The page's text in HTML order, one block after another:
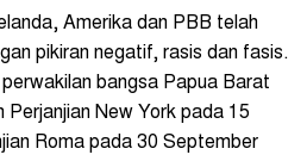
Amerika dan PBB telah
pikiran negatif, rasis dan fasis.
bangsa Papua Barat
New York pada 15
Roma pada 30 September